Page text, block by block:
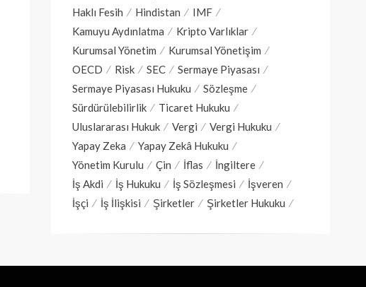
Haklı Fesih
Hindistan
IMF
Kamuyu Aydınlatma
Kripto Varlıklar
Kurumsal Yönetim
Kurumsal Yönetişim
OECD
Risk SEC
Sermaye Piyasası
Sermaye Piyasası Hukuku
Sözleşme
Sürdürülebilirlik
Ticaret Hukuku
Uluslararası Hukuk
Vergi
Vergi Hukuku
Yapay Zeka
Yapay Zekâ Hukuku
Yönetim Kurulu
Çin İflas
İngiltere
İş Akdi
İş Hukuku İş Sözleşmesi
İşveren
İşçi
İş İlişkisi Şirketler Şirketler Hukuku